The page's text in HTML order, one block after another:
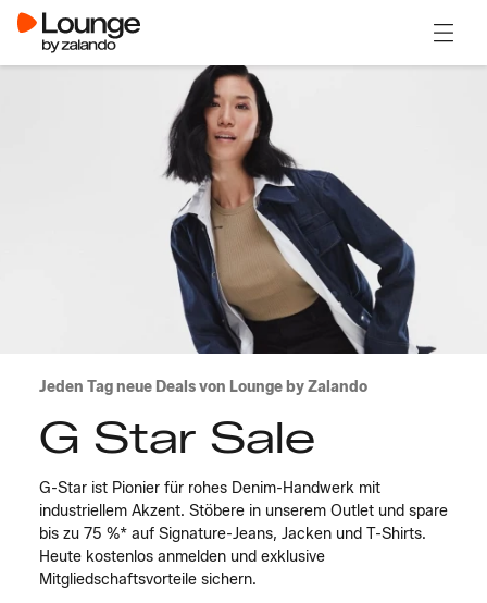
Jeden Tag neue Deals von Lounge by Zalando
G Star Sale
G-Star ist Pionier für rohes Denim-Handwerk mit
industriellem Akzent. Stöbere in unserem Outlet und spare
bis zu 75 %* auf Signature-Jeans, Jacken und T-Shirts.
Heute kostenlos anmelden und exklusive
Mitgliedschaftsvorteile sichern.